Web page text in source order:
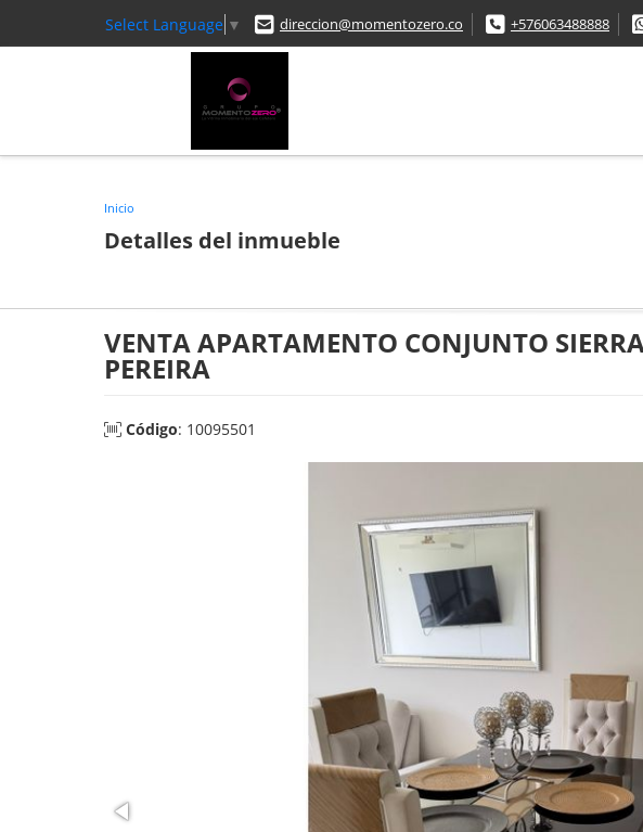
Select Language ▼ direccion@momentozero.co +576063488888
Inicio
Detalles del inmueble
VENTA APARTAMENTO CONJUNTO
PEREIRA
Código: 10095501